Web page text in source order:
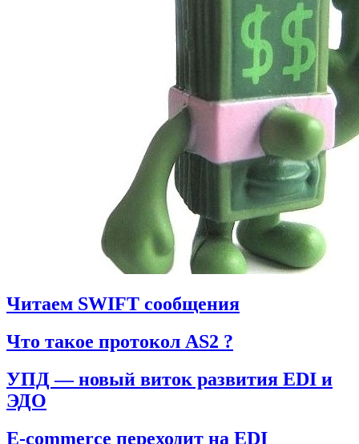
Читаем SWIFT сообщения
Что такое протокол AS2 ?
УПД — новый виток развития EDI и
ЭДО
E-commerce переходит на EDI